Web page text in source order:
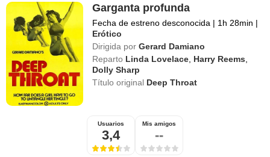
Garganta profunda
Fecha de estreno desconocida | 1h 28min |
Erótico
Dirigida por Gerard Damiano
Reparto Linda Lovelace Harry Reems
Dolly Sharp
Título original Deep Throat
Usuarios
3,4
Mis amigos
--